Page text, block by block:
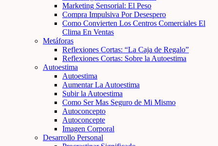
Marketing Sensorial: El Peso
Compra Impulsiva Por Desespero
Como Convierten Los Centros Comerciales El
Clima En Ventas
Metáforas
Reflexiones Cortas: “La Caja de Regalo”
Reflexiones Cortas: Sobre la Autoestima
Autoestima
Autoestima
Aumentar La Autoestima
Subir la Autoestima
Como Ser Mas Seguro de Mi Mismo
Autoconcepto
Autoconcepte
Imagen Corporal
Desarrollo Personal